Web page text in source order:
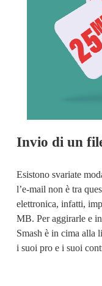
Invio di un
Esistono svariate
l’e-mail non è tra
elettronica, infatti,
MB. Per aggirarle e
Smash è in cima alla
i suoi pro e i suoi